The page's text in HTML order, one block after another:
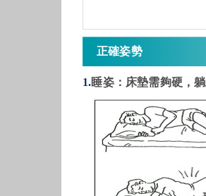
正確姿勢
1.睡姿：床墊需夠硬，